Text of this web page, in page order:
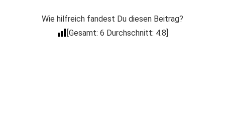
Wie hilfreich fandest Du diesen Beitrag?
[Gesamt: 6 Durchschnitt: 4.8]